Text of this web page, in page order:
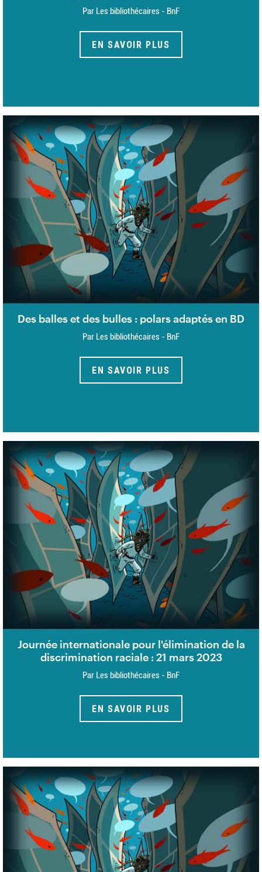
Par Les bibliothécaires - BnF
EN SAVOIR PLUS
Des balles et des bulles : polars adaptés en BD
Par Les bibliothécaires - BnF
EN SAVOIR PLUS
Journée internationale pour l'élimination de la
discrimination raciale : 21 mars 2023
Par Les bibliothécaires - BnF
EN SAVOIR PLUS